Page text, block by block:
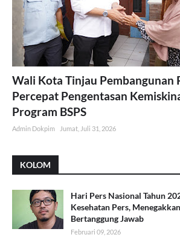
Wali Kota Tinjau Pembangunan
Percepat Pengentasan
Program BSPS
Admin Dokpim Jumat, Juli 31, 2026
KOLOM
Hari Pers Nasional Tahun
Kesehatan Pers,
Bertanggung Jawab
Februari 09, 2026